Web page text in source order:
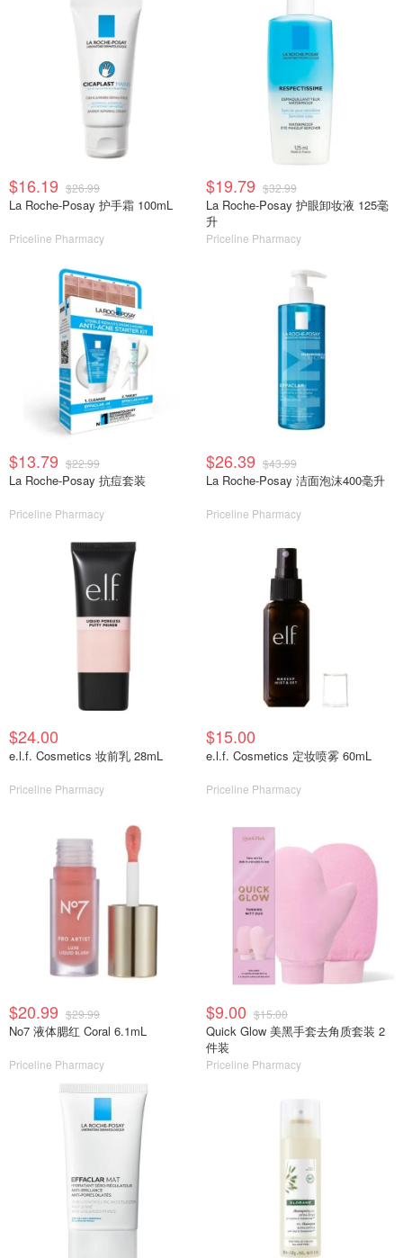
$16.19 $26.99
La Roche-Posay 护手霜 100mL
Priceline Pharmacy
$19.79 $32.99
La Roche-Posay 护眼卸妆液 125毫
升
Priceline Pharmacy
$13.79 $22.99
La Roche-Posay 抗痘套装
Priceline Pharmacy
$26.39 $43.99
La Roche-Posay 洁面泡沫400毫升
Priceline Pharmacy
$24.00
e.l.f. Cosmetics 妆前乳 28mL
Priceline Pharmacy
$15.00
e.l.f. Cosmetics 定妆喷雾 60mL
Priceline Pharmacy
$20.99 $29.99
No7 液体腮红 Coral 6.1mL
Priceline Pharmacy
$9.00 $15.00
Quick Glow 美黑手套去角质套装 2
件装
Priceline Pharmacy